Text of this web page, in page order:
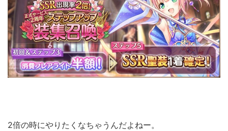
2倍の時にやりたくなちゃうんだよねー。